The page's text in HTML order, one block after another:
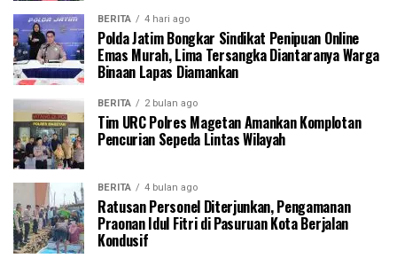
BERITA 4 hari ago
Polda Jatim Bongkar Sindikat Penipuan Online
Emas Murah, Lima Tersangka Diantaranya Warga
Binaan Lapas Diamankan
BERITA 2 bulan ago
Tim URC Polres Magetan Amankan Komplotan
Pencurian Sepeda Lintas Wilayah
BERITA 4 bulan ago
Ratusan Personel Diterjunkan, Pengamanan
Praonan Idul Fitri di Pasuruan Kota Berjalan
Kondusif